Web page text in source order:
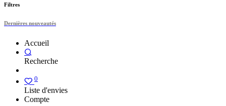
Filtres
Dernières nouveautés
Accueil
Recherche
0
Liste d'envies
Compte